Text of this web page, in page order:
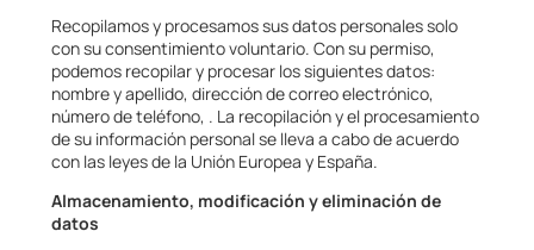
Recopilamos y procesamos sus datos personales solo
con su consentimiento voluntario. Con su permiso,
podemos recopilar y procesar los siguientes datos:
nombre y apellido, dirección de correo electrónico,
número de teléfono, . La recopilación y el procesamiento
de su información personal se lleva a cabo de acuerdo
con las leyes de la Unión Europea y España.
Almacenamiento, modificación y eliminación de
datos